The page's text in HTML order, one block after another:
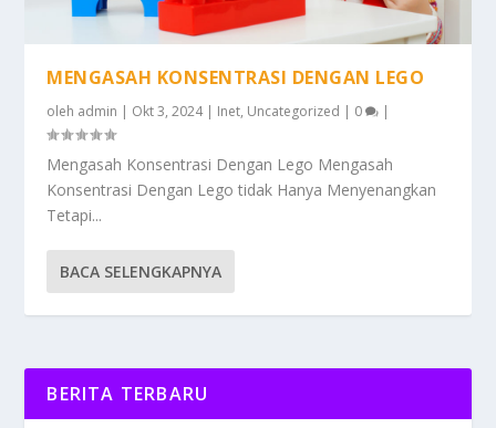
MENGASAH KONSENTRASI DENGAN LEGO
oleh admin | Okt 3, 2024| Inet, Uncategorized | 0 |
Mengasah Konsentrasi Dengan Lego Mengasah
Konsentrasi Dengan Lego tidak Hanya Menyenangkan
Tetapi...
BACA SELENGKAPNYA
BERITA TERBARU